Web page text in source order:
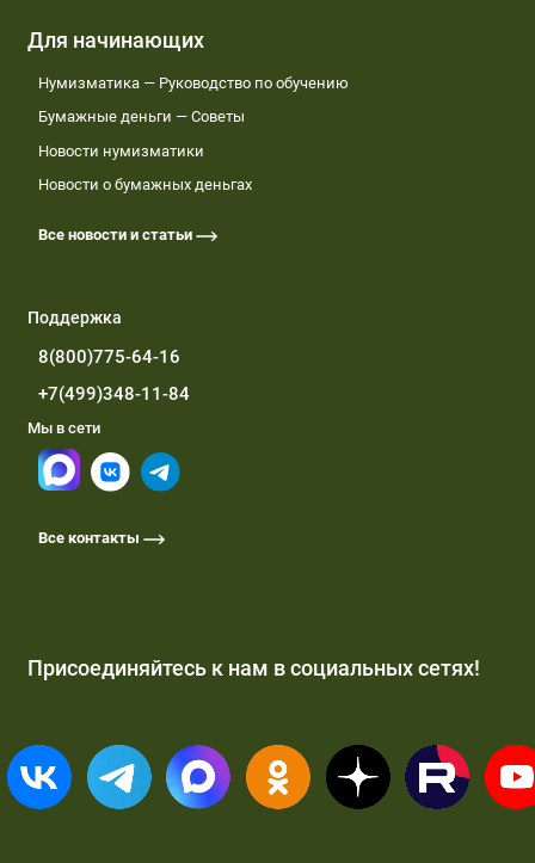
Для начинающих
Нумизматика — Руководство по обучению
Бумажные деньги — Советы
Новости нумизматики
Новости о бумажных деньгах
Все новости и статьи
Поддержка
8(800)775-64-16
+7(499)348-11-84
Мы в сети
Все контакты
Присоединяйтесь к нам в социальных сетях!